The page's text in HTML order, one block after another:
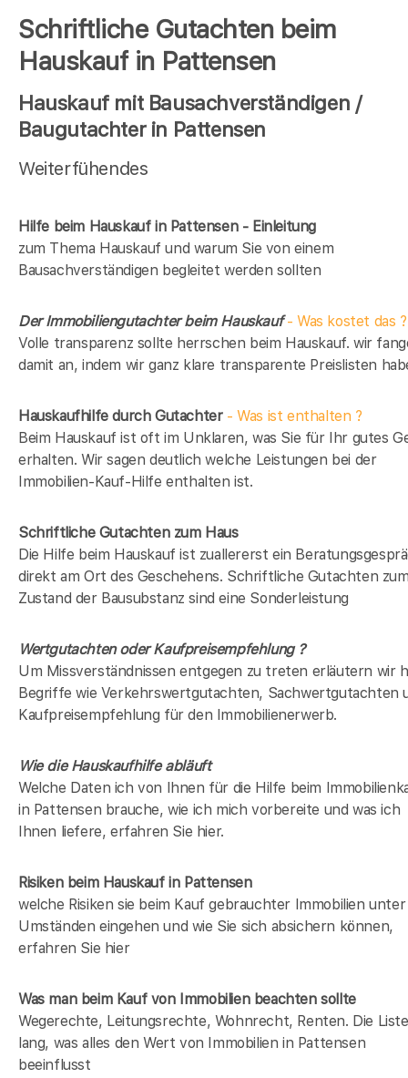
Schriftliche Gutachten beim
Hauskauf in Pattensen
Hauskauf mit Bausachverständigen /
Baugutachter in Pattensen
Weiterfühendes
Hilfe beim Hauskauf in Pattensen - Einleitung
zum Thema Hauskauf und warum Sie von einem
Bausachverständigen begleitet werden sollten
Der Immobiliengutachter beim Hauskauf- Was kostet das ?
Volle transparenz sollte herrschen beim Hauskauf. wir
damit an, indem wir ganz klare transparente Preislisten
Hauskaufhilfe durch Gutachter- Was ist enthalten ?
Beim Hauskauf ist oft im Unklaren, was Sie für Ihr gutes
erhalten. Wir sagen deutlich welche Leistungen bei der
Immobilien-Kauf-Hilfe enthalten ist.
Schriftliche Gutachten zum Haus
Die Hilfe beim Hauskauf ist zuallererst ein
direkt am Ort des Geschehens. Schriftliche Gutachten
Zustand der Bausubstanz sind eine Sonderleistung
Wertgutachten oder Kaufpreisempfehlung ?
Um Missverständnissen entgegen zu treten erläutern wir
Begriffe wie Verkehrswertgutachten, Sachwertgutachten
Kaufpreisempfehlung für den Immobilienerwerb.
Wie die Hauskaufhilfe abläuft
Welche Daten ich von Ihnen für die Hilfe beim
in Pattensen brauche, wie ich mich vorbereite und was ich
Ihnen liefere, erfahren Sie hier.
Risiken beim Hauskaufin Pattensen
welche Risiken sie beim Kauf gebrauchter Immobilien unter
Umständen eingehen und wie Sie sich absichern können,
erfahren Sie hier
Was man beim Kauf von Immobilien beachten sollte
Wegerechte, Leitungsrechte, Wohnrecht, Renten. Die
lang, was alles den Wert von Immobilien in Pattensen
beeinflusst